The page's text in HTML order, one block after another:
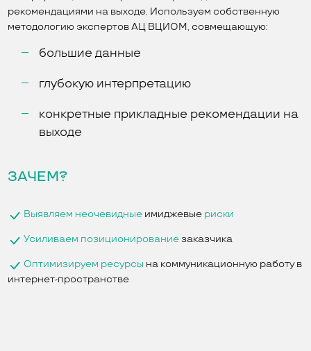
рекомендациями на выходе. Используем собственную
методологию экспертов АЦ ВЦИОМ, совмещающую:
большие данные
глубокую интерпретацию
конкретные прикладные рекомендации на
выходе
ЗАЧЕМ?
Выявляем неочевидныеимиджевые риски
Усиливаем позиционированиезаказчика
Оптимизируем ресурсы на коммуникационную работу в
интернет-пространстве